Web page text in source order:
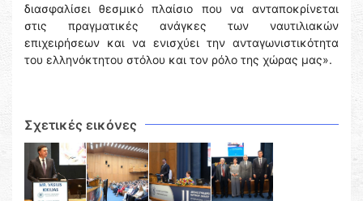
διασφαλίσει θεσμικό πλαίσιο που να ανταποκρίνεται
στις πραγματικές ανάγκες των ναυτιλιακών
επιχειρήσεων και να ενισχύει την ανταγωνιστικότητα
του ελληνόκτητου στόλου και τον ρόλο της χώρας μας».
Σχετικές εικόνες